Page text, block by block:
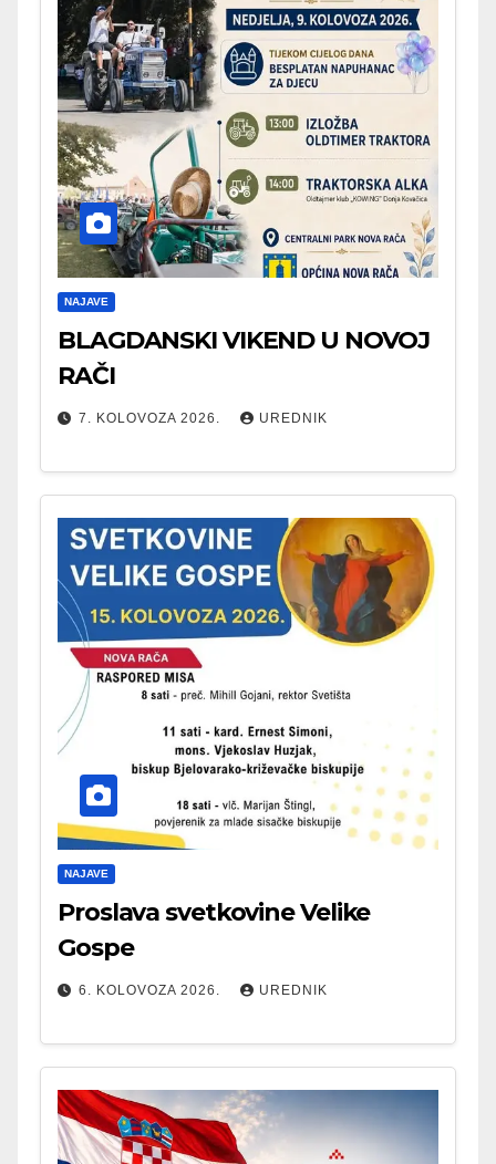
NAJAVE
BLAGDANSKI VIKEND U NOVOJ
RAČI
7. KOLOVOZA 2026. UREDNIK
NAJAVE
Proslava svetkovine Velike
Gospe
6. KOLOVOZA 2026. UREDNIK